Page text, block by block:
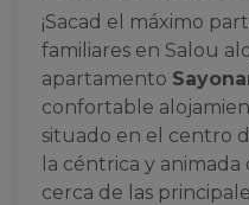
¡Sacad el máximo
familiares en Salou
apartamento
confortable
situado en el centro
la céntrica y
cerca de las